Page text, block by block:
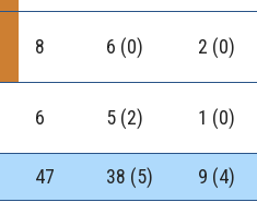
8 6 (0) 2 (0)
6 5 (2) 1 (0)
47 38 (5) 9 (4)